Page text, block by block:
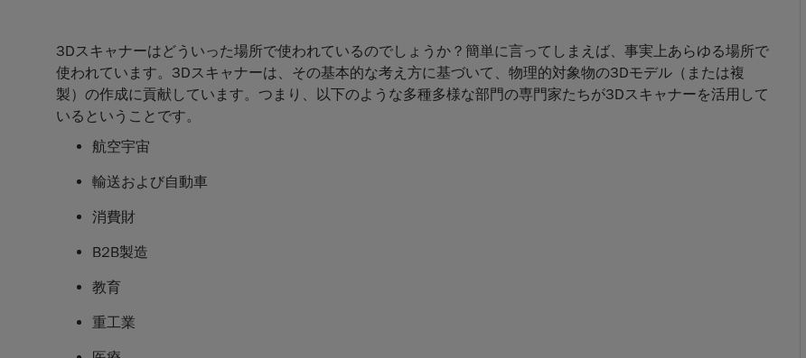
3Dスキャナーはどういった場所で使われているのでしょうか？簡単に言ってしまえば、事実上あらゆる場所で
使われています。3Dスキャナーは、その基本的な考え方に基づいて、物理的対象物の3Dモデル（または複
製）の作成に貢献しています。つまり、以下のような多種多様な部門の専門家たちが3Dスキャナーを活用して
いるということです。
航空宇宙
輸送および自動車
消費財
B2B製造
教育
重工業